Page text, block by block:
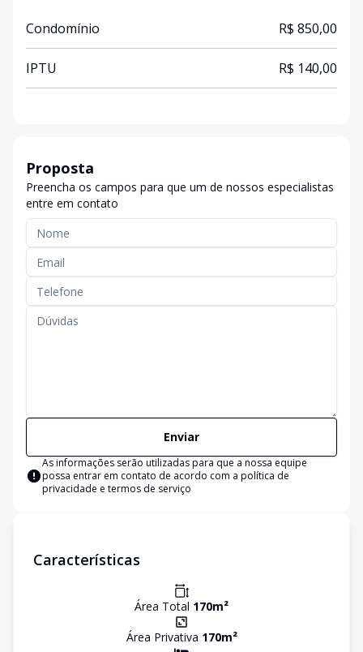
Condomínio R$ 850,00
IPTU R$ 140,00
Proposta
Preencha os campos para que um de nossos especialistas
entre em contato
Enviar
As informações serão utilizadas para que a nossa equipe
possa entrar em contato de acordo com a política de
privacidade e termos de serviço
Características
Área Total 170m²
Área Privativa 170m²